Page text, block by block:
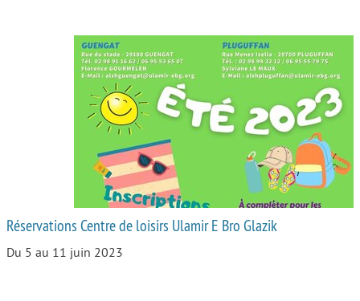
Place aux grands-parents
Réservations Centre de loisirs Ulamir E Bro Glazik
Du 5 au 11 juin 2023